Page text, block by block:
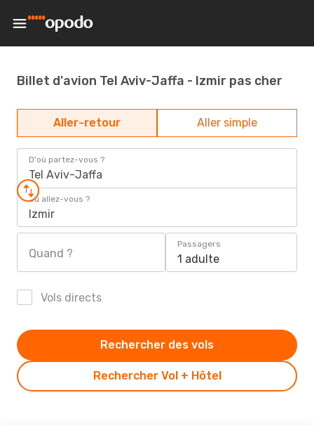
Billet d'avion Tel Aviv-Jaffa - Izmir pas cher
Aller-retour Aller simple
D'où partez-vous ?
Tel Aviv-Jaffa
Où allez-vous ?
Izmir
Quand ?
Passagers
1 adulte
Vols directs
Rechercher Vol + Hôtel
Rechercher des vols